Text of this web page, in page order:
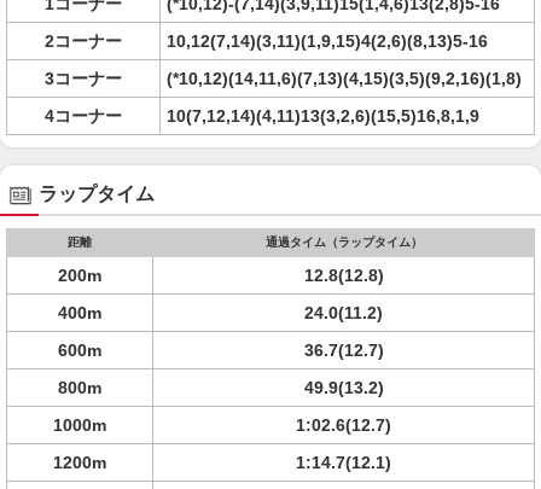
2コーナー
10,12(7,14)(3,11)(1,9,15)4(2,6)(8,13)5-16
3コーナー
(*10,12)(14,11,6)(7,13)(4,15)(3,5)(9,2,16)(1,8)
4コーナー
10(7,12,14)(4,11)13(3,2,6)(15,5)16,8,1,9
ラップタイム
距離 通過タイム（ラップタイム）
200m
12.8(12.8)
400m
24.0(11.2)
600m
36.7(12.7)
800m
49.9(13.2)
1000m
1:02.6(12.7)
1200m
1:14.7(12.1)